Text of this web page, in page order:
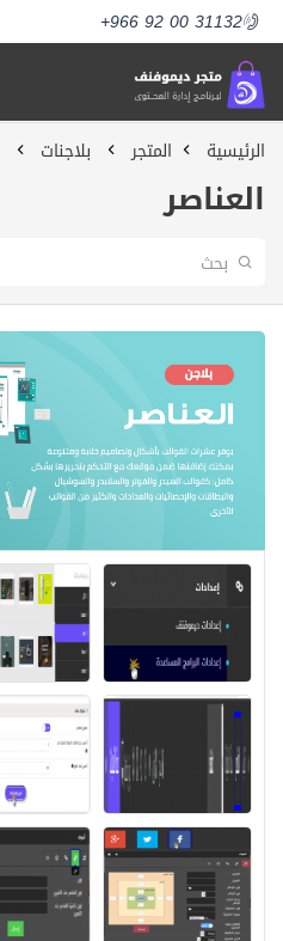
+966 92 00 31132
الرئيسية المتجر بلاجنات
العناصر